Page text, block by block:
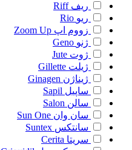
ریف Riff
ریو Rio
زووم اپ Zoom Up
ژنو Geno
ژوت Jute
ژیلت Gillette
ژیناژن Ginagen
ساپیل Sapil
سالن Salon
سان وان Sun One
سانتکس Suntex
سریتا Cerita